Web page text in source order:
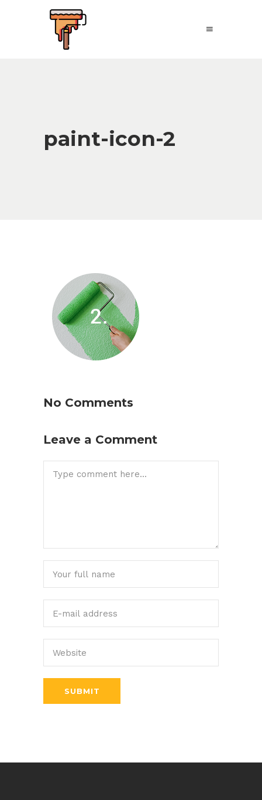
paint-icon-2
No Comments
Leave a Comment
SUBMIT